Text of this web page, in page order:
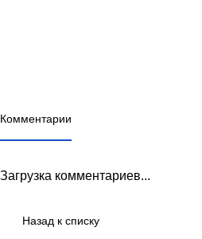
Комментарии
Загрузка комментариев...
Назад к списку